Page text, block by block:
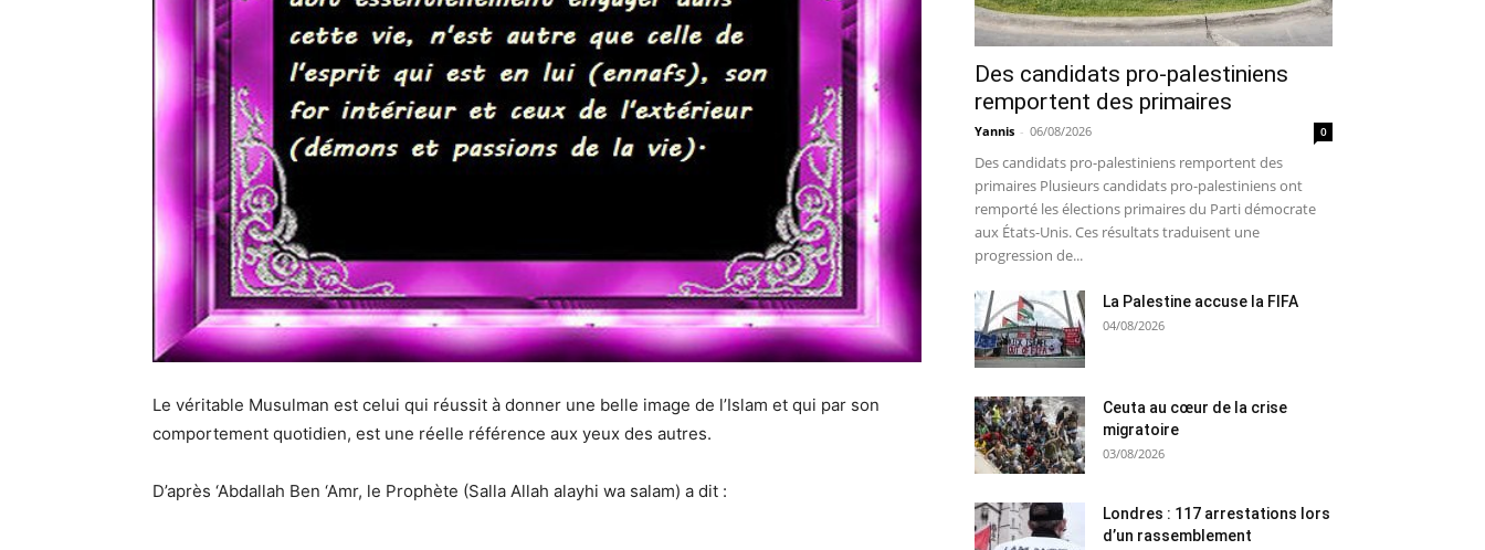
Le véritable Musulman est celui qui réussit à donner une belle image de l’Islam et qui par son
comportement quotidien, est une réelle référence aux yeux des autres.
D’après ‘Abdallah Ben ‘Amr, le Prophète (Salla Allah alayhi wa salam) a dit :
Des candidats pro-palestiniens
remportent des primaires
Yannis - 06/08/2026 0
Des candidats pro-palestiniens remportent des
primaires Plusieurs candidats pro-palestiniens ont
remporté les élections primaires du Parti démocrate
aux États-Unis. Ces résultats traduisent une
progression de...
La Palestine accuse la FIFA
04/08/2026
Ceuta au cœur de la crise
migratoire
03/08/2026
Londres : 117 arrestations lors
d’un rassemblement